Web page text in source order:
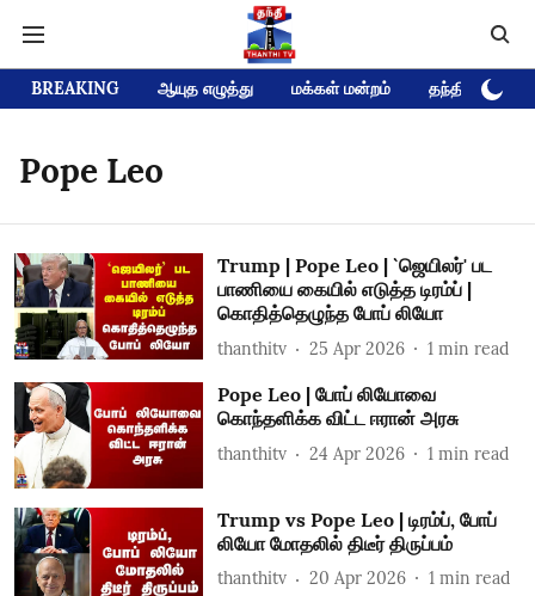
BREAKING ஆயுத எழுத்து மக்கள் மன்றம் தந்தி டிவி
Pope Leo
Trump | Pope Leo | `ஜெயிலர்' பட
பாணியை கையில் எடுத்த டிரம்ப் |
கொதித்தெழுந்த போப் லியோ
thanthitv 25 Apr 2026 1 min read
Pope Leo | போப் லியோவை
கொந்தளிக்க விட்ட ஈரான் அரசு
thanthitv 24 Apr 2026 1 min read
Trump vs Pope Leo | டிரம்ப், போப்
லியோ மோதலில் திடீர் திருப்பம்
thanthitv 20 Apr 2026 1 min read